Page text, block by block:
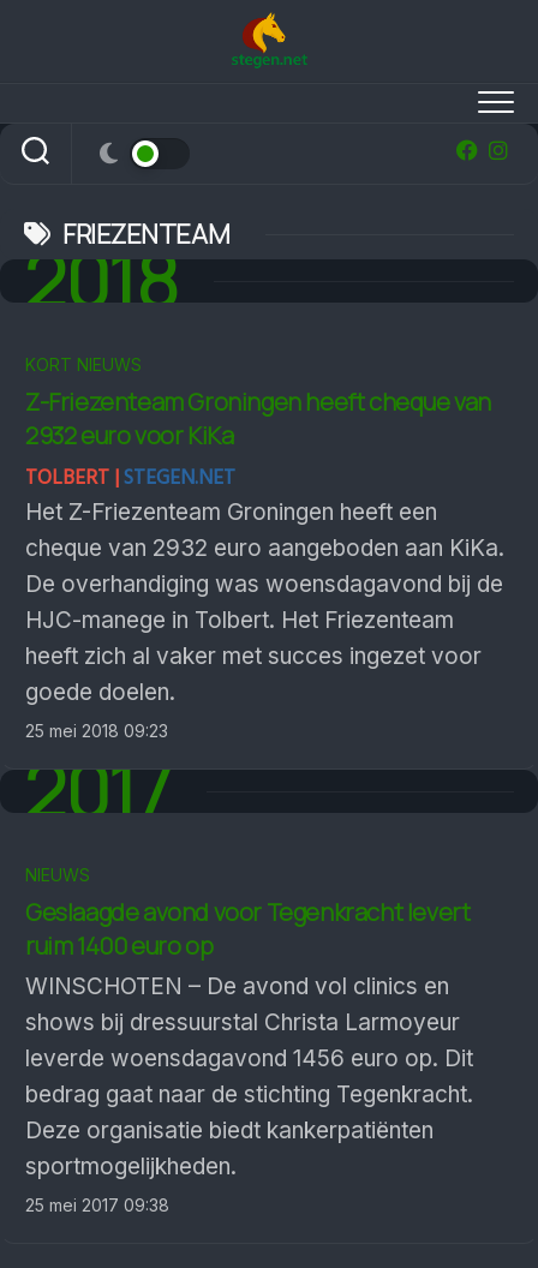
FRIEZENTEAM
2018
KORT NIEUWS
Z-Friezenteam Groningen heeft cheque van
2932 euro voor KiKa
TOLBERT |STEGEN.NET
Het Z-Friezenteam Groningen heeft een
cheque van 2932 euro aangeboden aan KiKa.
De overhandiging was woensdagavond bij de
HJC-manege in Tolbert. Het Friezenteam
heeft zich al vaker met succes ingezet voor
goede doelen.
25 mei 2018 09:23
2017
NIEUWS
Geslaagde avond voor Tegenkracht levert
ruim 1400 euro op
WINSCHOTEN – De avond vol clinics en
shows bij dressuurstal Christa Larmoyeur
leverde woensdagavond 1456 euro op. Dit
bedrag gaat naar de stichting Tegenkracht.
Deze organisatie biedt kankerpatiënten
sportmogelijkheden.
25 mei 2017 09:38